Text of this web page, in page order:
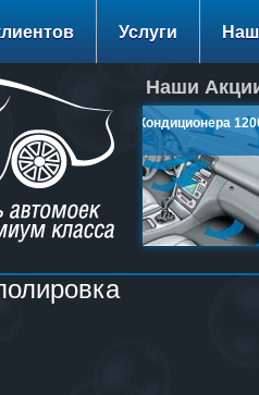
Услуги
Наши
Заправка Кондиционера 1200
руб.